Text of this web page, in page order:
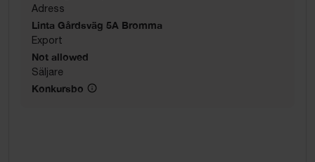
Adress
Linta Gårdsväg 5A Bromma
Export
Not allowed
Säljare
Konkursbo